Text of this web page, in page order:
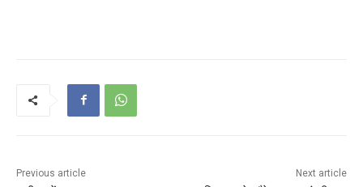
Previous article Next article